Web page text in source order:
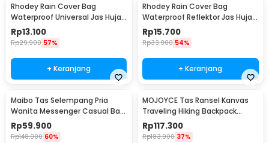
Rhodey Rain Cover Bag
Waterproof Universal Jas Hujan
Tas Ransel 50-60L - WB20
Rp13.100
Rp29.900 57%
+ Keranjang
Rhodey Rain Cover Bag
Waterproof Reflektor Jas Hujan
Tas Ransel 25L - NB10
Rp15.700
Rp33.900 54%
+ Keranjang
Maibo Tas Selempang Pria
Wanita Messenger Casual Bag
Canvas Printing - 1125
Rp59.900
Rp148.900 60%
MOJOYCE Tas Ransel Kanvas
Traveling Hiking Backpack
Oxford Waterproof - MJ700
Rp117.300
Rp183.900 37%